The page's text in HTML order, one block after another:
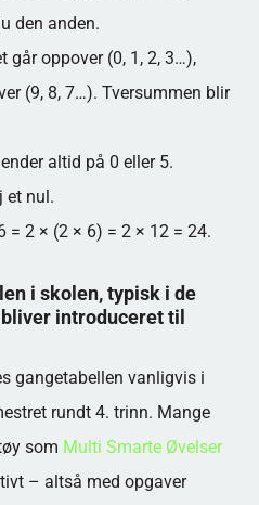
den anden.
går oppover (0, 1, 2, 3…),
(9, 8, 7…). Tversummen blir
altid på 0 eller 5.
et nul.
= 2 × (2 × 6) = 2 × 12 = 24.
i skolen, typisk i de
introduceret til
gangetabellen vanligvis i
rundt 4. trinn. Mange
som Multi Smarte Øvelser
– altså med opgaver